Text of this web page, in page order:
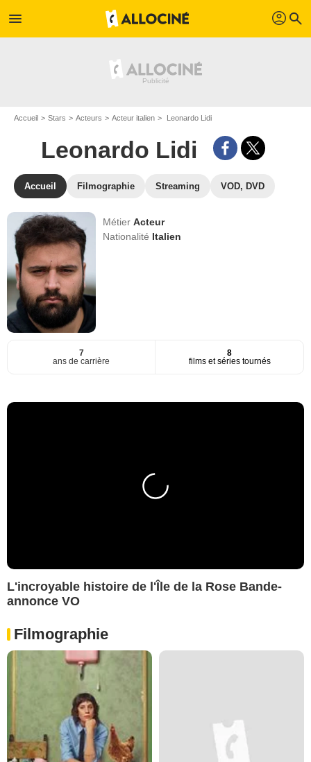
menu profil search
Accueil Stars Acteurs Acteur italien Leonardo Lidi
Leonardo Lidi
Accueil Filmographie Streaming VOD, DVD
MétierActeur
Nationalité Italien
7
ans de carrière
8
films et séries tournés
L'incroyable histoire de l'Île de la Rose Bande-
annonce VO
Filmographie